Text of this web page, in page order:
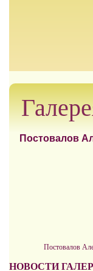
Постовалов
Постовалов
НОВОСТИ